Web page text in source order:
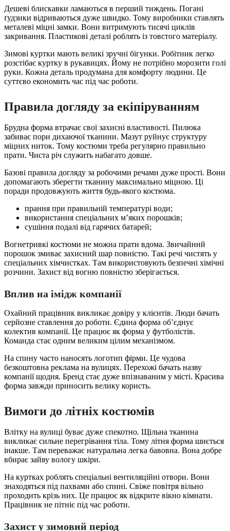
Дешеві блискавки ламаються в перший тиждень. Погані
ґудзики відриваються дуже швидко. Тому виробники ставлять
металеві міцні замки. Вони витримують тисячі циклів
закривання. Пластикові деталі роблять із товстого матеріалу.
Зимові куртки мають великі зручні бігунки. Робітник легко
розстібає куртку в рукавицях. Йому не потрібно морозити голі
руки. Кожна деталь продумана для комфорту людини. Це
суттєво економить час під час роботи.
Правила догляду за екіпіруванням
Брудна форма втрачає свої захисні властивості. Пилюка
забиває пори дихаючої тканини. Мазут руйнує структуру
міцних ниток. Тому костюми треба регулярно правильно
прати. Чиста річ служить набагато довше.
Базові правила догляду за робочими речами дуже прості. Вони
допомагають зберегти тканину максимально міцною. Ці
поради продовжують життя будь-якого костюма.
прання при правильній температурі води;
використання спеціальних м’яких порошків;
сушіння подалі від гарячих батарей;
Вогнетривкі костюми не можна прати вдома. Звичайний
порошок змиває захисний шар повністю. Такі речі чистять у
спеціальних хімчистках. Там використовують безпечні хімічні
розчини. Захист від вогню повністю зберігається.
Вплив на імідж компанії
Охайний працівник викликає довіру у клієнтів. Люди бачать
серйозне ставлення до роботи. Єдина форма об’єднує
колектив компанії. Це працює як форма у футболістів.
Команда стає одним великим цілим механізмом.
На спину часто наносять логотип фірми. Це чудова
безкоштовна реклама на вулицях. Перехожі бачать назву
компанії щодня. Бренд стає дуже впізнаваним у місті. Красива
форма завжди приносить велику користь.
Вимоги до літніх костюмів
Влітку на вулиці буває дуже спекотно. Щільна тканина
викликає сильне перегрівання тіла. Тому літня форма шиється
інакше. Там переважає натуральна легка бавовна. Вона добре
вбирає зайву вологу шкіри.
На куртках роблять спеціальні вентиляційні отвори. Вони
знаходяться під пахвами або спині. Свіже повітря вільно
проходить крізь них. Це працює як відкрите вікно кімнати.
Працівник не пітніє під час роботи.
Захист у зимовий період